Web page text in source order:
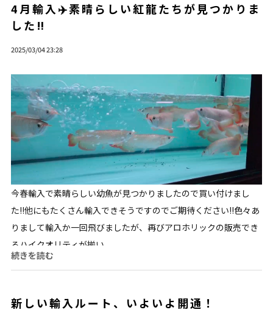
4月輸入✈️素晴らしい紅龍たちが見つかりま
した‼️
2025/03/04 23:28
今春輸入で素晴らしい幼魚が見つかりましたので買い付けまし
た‼️他にもたくさん輸入できそうですのでご期待ください‼️色々あ
りまして輸入か一回飛びましたが、再びアロホリックの販売でき
るハイクオリティが揃い...
続きを読む
新しい輸入ルート、いよいよ開通！